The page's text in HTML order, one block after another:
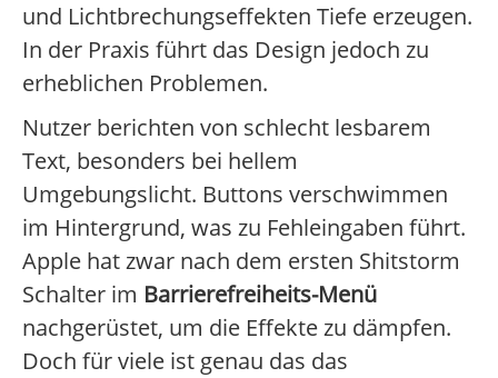
und Lichtbrechungseffekten Tiefe erzeugen.
In der Praxis führt das Design jedoch zu
erheblichen Problemen.
Nutzer berichten von schlecht lesbarem
Text, besonders bei hellem
Umgebungslicht. Buttons verschwimmen
im Hintergrund, was zu Fehleingaben führt.
Apple hat zwar nach dem ersten Shitstorm
Schalter im Barrierefreiheits-Menü
nachgerüstet, um die Effekte zu dämpfen.
Doch für viele ist genau das das